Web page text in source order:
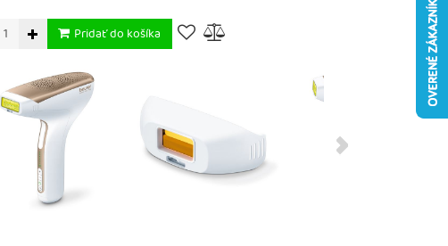
Pridať do košíka